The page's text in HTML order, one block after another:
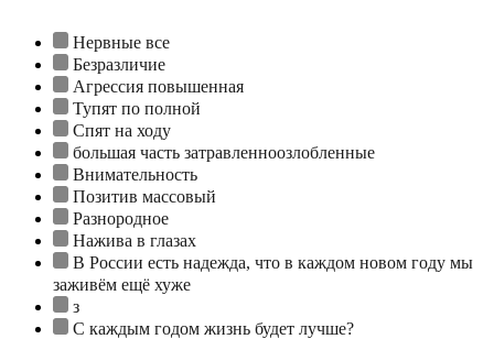
Нервные все
Безразличие
Агрессия повышенная
Тупят по полной
Спят на ходу
большая часть затравленноозлобленные
Внимательность
Позитив массовый
Разнородное
Нажива в глазах
В России есть надежда, что в каждом новом году мы
заживём ещё хуже
з
С каждым годом жизнь будет лучше?